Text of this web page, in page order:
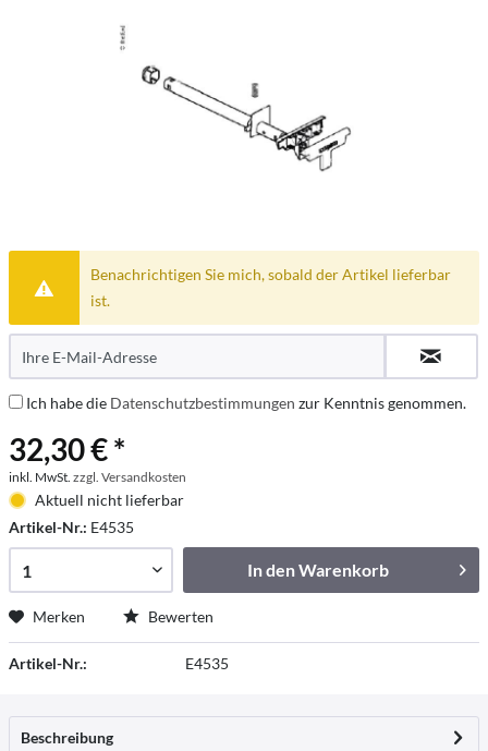
Benachrichtigen Sie mich, sobald der Artikel lieferbar
ist.
Ich habe die Datenschutzbestimmungen zur Kenntnis genommen.
32,30 € *
inkl. MwSt. zzgl. Versandkosten
Aktuell nicht lieferbar
Artikel-Nr.: E4535
In denWarenkorb
Merken Bewerten
Artikel-Nr.: E4535
Beschreibung